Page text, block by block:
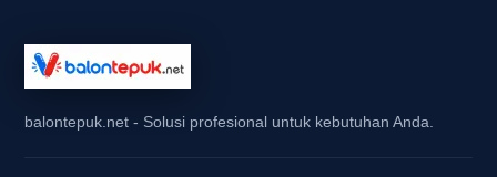
biasanya terjadi saat lagu andalan dibawakan,
ketika sorak penonton naik, dan ketika kamera
menyorot lautan tangan yang bergerak serempak.
balontepuk.net - Solusi profesional untuk kebutuhan Anda.